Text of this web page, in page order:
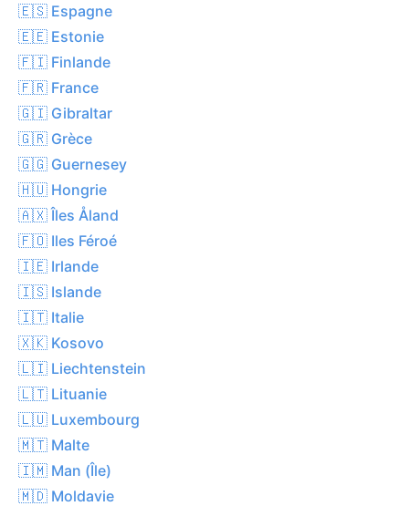
🇪🇸 Espagne
🇪🇪 Estonie
🇫🇮 Finlande
🇫🇷 France
🇬🇮 Gibraltar
🇬🇷 Grèce
🇬🇬 Guernesey
🇭🇺 Hongrie
🇦🇽 Îles Åland
🇫🇴 Iles Féroé
🇮🇪 Irlande
🇮🇸 Islande
🇮🇹 Italie
🇽🇰 Kosovo
🇱🇮 Liechtenstein
🇱🇹 Lituanie
🇱🇺 Luxembourg
🇲🇹 Malte
🇮🇲 Man (Île)
🇲🇩 Moldavie